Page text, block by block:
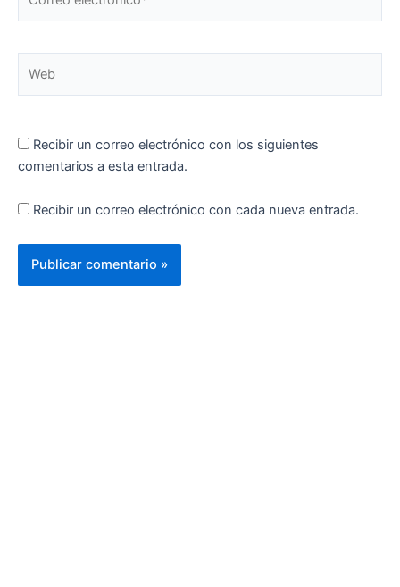
electrónico*
Recibir un correo electrónico con los siguientes
comentarios a esta entrada.
Recibir un correo electrónico con cada nueva entrada.